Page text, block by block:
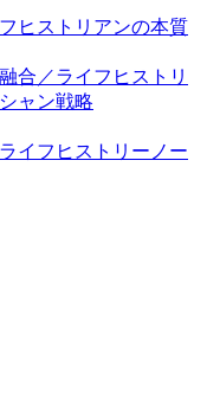
ヒストリアンの本質
合／ライフヒストリ
ャン戦略
イフヒストリーノー